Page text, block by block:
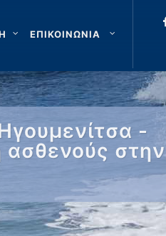
ΕΠΙΚΟΙΝΩΝΙΑ
-
στην